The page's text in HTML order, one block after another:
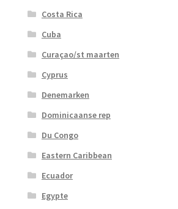
Costa Rica
Cuba
Curaçao/st maarten
Cyprus
Denemarken
Dominicaanse rep
Du Congo
Eastern Caribbean
Ecuador
Egypte